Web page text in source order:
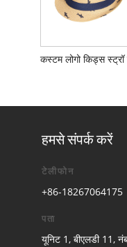
हमसे संपर्क करें
टेलीफोन
+86-18267064175
पता
यूनिट 1, बीएलडी 11,